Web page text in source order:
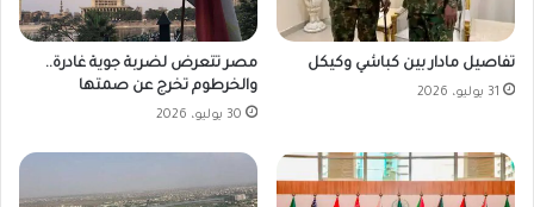
تفاصيل مادار بين كباشي وكيكل
31 يوليو، 2026
مصر تتعرض لضربة جوية غادرة..
والخرطوم تخرج عن صمتها
30 يوليو، 2026